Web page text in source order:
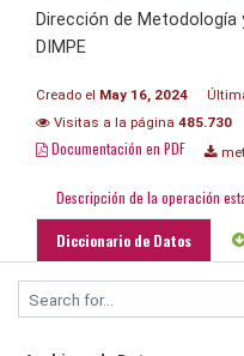
Dirección de
DIMPE
Creado el May 16, 2024
Visitas a la página 485.730
Documentación en PDF
Descripción de la operación
Diccionario de Datos